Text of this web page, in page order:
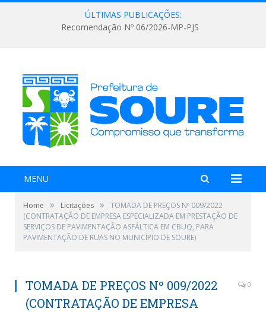
ÚLTIMAS PUBLICAÇÕES:
Recomendação Nº 06/2026-MP-PJS
MENU
Home » Licitações »
TOMADA DE PREÇOS Nº 009/2022
(CONTRATAÇÃO DE EMPRESA ESPECIALIZADA EM PRESTAÇÃO DE
SERVIÇOS DE PAVIMENTAÇÃO ASFÁLTICA EM CBUQ, PARA
PAVIMENTAÇÃO DE RUAS NO MUNICÍPIO DE SOURE)
TOMADA DE PREÇOS Nº 009/2022
(CONTRATAÇÃO DE EMPRESA
0